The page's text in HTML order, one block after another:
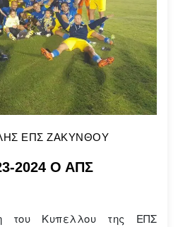
ΕΠΣ ΖΑΚΥΝΘΟΥ
2024 Ο ΑΠΣ
του Κυπελλου της ΕΠΣ